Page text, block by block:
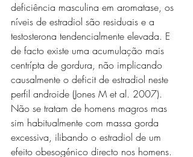
deficiência masculina em aromatase, os
níveis de estradiol são residuais e a
testosterona tendencialmente elevada. E
de facto existe uma acumulação mais
centrípta de gordura, não implicando
causalmente o deficit de estradiol neste
perfil androide (Jones M et al. 2007).
Não se tratam de homens magros mas
sim habitualmente com massa gorda
excessiva, ilibando o estradiol de um
efeito obesogénico directo nos homens.